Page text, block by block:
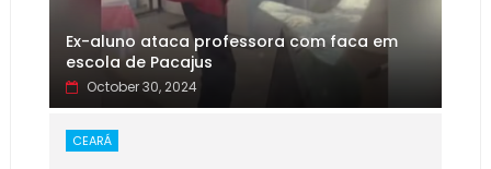
Ex-aluno ataca professora com faca em
escola de Pacajus
October 30, 2024
CEARÁ